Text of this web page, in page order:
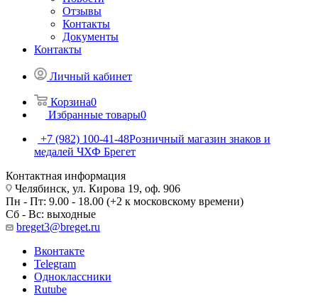
Отзывы
Контакты
Документы
Контакты
Личный кабинет
Корзина0
Избранные товары0
+7 (982) 100-41-48Розничный магазин знаков и
медалей ЧХФ Брегет
Контактная информация
Челябинск, ул. Кирова 19, оф. 906
Пн - Пт: 9.00 - 18.00 (+2 к московскому времени)
Сб - Вс: выходные
breget3@breget.ru
Вконтакте
Telegram
Одноклассники
Rutube